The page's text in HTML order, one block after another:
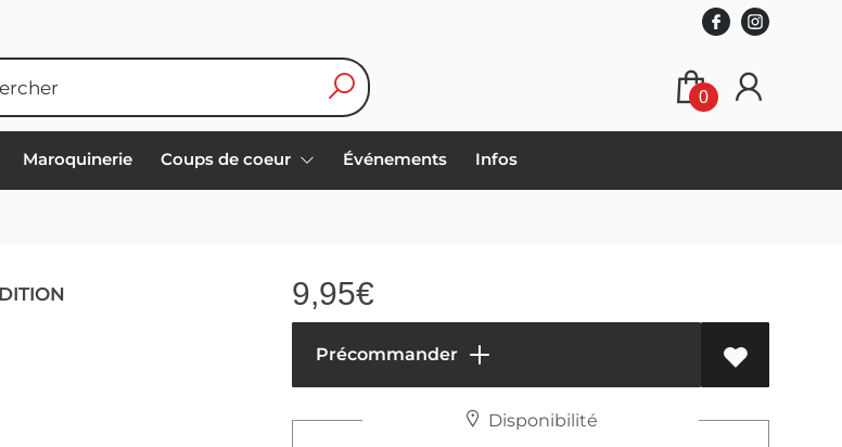
0
Maroquinerie Coups de coeur Événements Infos
9,95€
Précommander
Disponibilité